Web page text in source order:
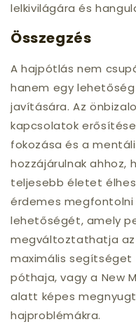
lelkivilágára és
Összegzés
A hajpótlás nem
hanem egy
javítására. Az
kapcsolatok
fokozása és a
hozzájárulnak
teljesebb életet
érdemes
lehetőségét, amely
megváltoztathatja
maximális segítséget
póthaja, vagy a New
alatt képes
hajproblémákra.